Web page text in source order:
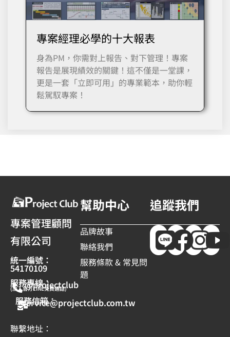
專案經理必學的十大報表
身為PM，你需對上報告、對下管理！專案
報告是展現績效的關鍵！這不僅是一堂課，
更是一套「立即可用」的專業範本，助你輕
鬆駕馭專案！
專案管理顧問
有限公司
統一編號：
54170109
服務專線：
@projectclub
(加入官方LINE免費通話)
服務信箱：
service@projectclub.com.tw
聯繫地址：
幫助中心
品牌故事
聯絡我們
服務條款 & 常見問
題
追蹤我們